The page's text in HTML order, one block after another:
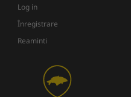
Log in
Înregistrare
Reaminti